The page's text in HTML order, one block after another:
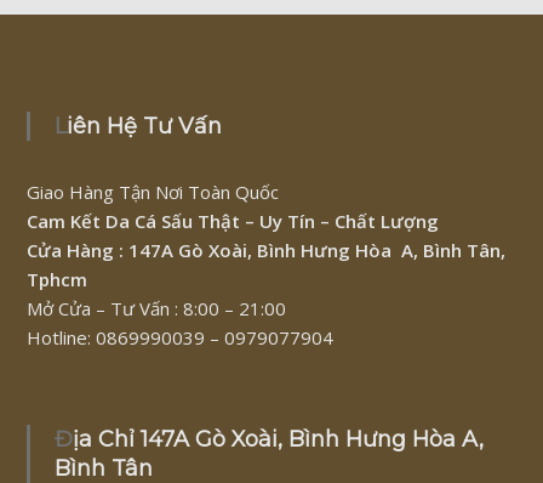
Liên Hệ Tư Vấn
Giao Hàng Tận Nơi Toàn Quốc
Cam Kết Da Cá Sấu Thật – Uy Tín – Chất Lượng
Cửa Hàng : 147A Gò Xoài, Bình Hưng Hòa A, Bình Tân,
Tphcm
Mở Cửa – Tư Vấn : 8:00 – 21:00
Hotline: 0869990039 – 0979077904
Địa Chỉ 147A Gò Xoài, Bình Hưng Hòa A,
Bình Tân